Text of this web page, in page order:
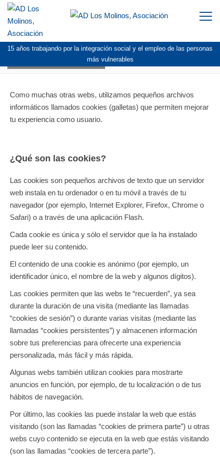
15 años trabajando por la integración social y el empleo de las personas
más vulnerables
POLÍTICA DE COOKIES
Como muchas otras webs, utilizamos pequeños archivos
informáticos llamados cookies (galletas) que permiten mejorar
tu experiencia como usuario.
¿Qué son las cookies?
Las cookies son pequeños archivos de texto que un servidor
web instala en tu ordenador o en tu móvil a través de tu
navegador (por ejemplo, Internet Explorer, Firefox, Chrome o
Safari) o a través de una aplicación Flash.
Cada cookie es única y sólo el servidor que la ha instalado
puede leer su contenido.
El contenido de una cookie es anónimo (por ejemplo, un
identificador único, el nombre de la web y algunos dígitos).
Las cookies permiten que las webs te “recuerden”, ya sea
durante la duración de una visita (mediante las llamadas
“cookies de sesión”) o durante varias visitas (mediante las
llamadas “cookies persistentes”) y almacenen información
sobre tus preferencias para ofrecerte una experiencia
personalizada, más fácil y más rápida.
Algunas webs también utilizan cookies para mostrarte
anuncios en función, por ejemplo, de tu localización o de tus
hábitos de navegación.
Por último, las cookies las puede instalar la web que estás
visitando (son las llamadas “cookies de primera parte”) u otras
webs cuyo contenido se ejecuta en la web que estás visitando
(son las llamadas “cookies de tercera parte”).